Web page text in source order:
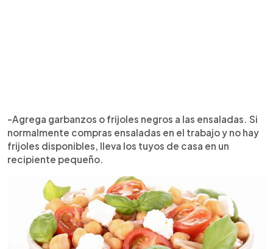
-Agrega garbanzos o frijoles negros a las ensaladas. Si
normalmente compras ensaladas en el trabajo y no hay
frijoles disponibles, lleva los tuyos de casa en un
recipiente pequeño.